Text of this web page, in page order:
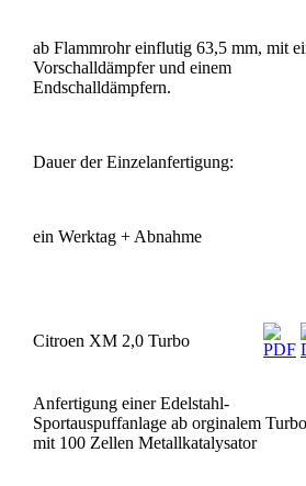
ab Flammrohr einflutig 63,5 mm, mit
Vorschalldämpfer und einem
Endschalldämpfern.
Dauer der Einzelanfertigung:
ein Werktag + Abnahme
Citroen XM 2,0 Turbo
Anfertigung einer Edelstahl-
Sportauspuffanlage ab orginalem
mit 100 Zellen Metallkatalysator